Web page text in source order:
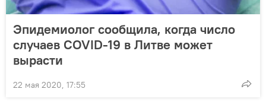
Эпидемиолог сообщила, когда число
случаев COVID-19 в Литве может
вырасти
22 мая 2020, 17:55